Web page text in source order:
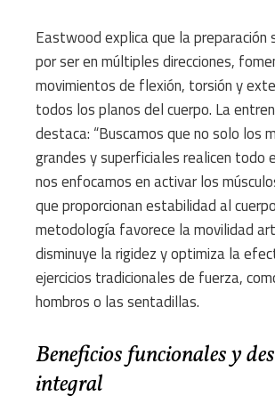
Eastwood explica que la preparación
por ser en múltiples direcciones,
movimientos de flexión, torsión y
todos los planos del cuerpo. La
destaca: “Buscamos que no solo los
grandes y superficiales realicen todo
nos enfocamos en activar los
que proporcionan estabilidad al
metodología favorece la movilidad
disminuye la rigidez y optimiza la
ejercicios tradicionales de fuerza,
hombros o las sentadillas.
Beneficios funcionales y
integral